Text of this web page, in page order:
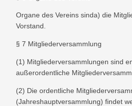
Organe des Vereins sinda) die
Vorstand.
§ 7 Mitgliederversammlung
(1) Mitgliederversammlungen sind
außerordentliche
(2) Die ordentliche
(Jahreshauptversammlung) findet